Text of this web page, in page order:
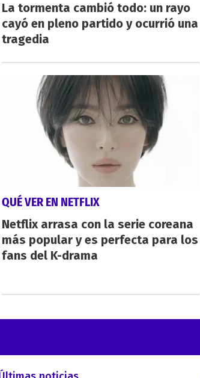
La tormenta cambió todo: un rayo
cayó en pleno partido y ocurrió una
tragedia
QUÉ VER EN NETFLIX
Netflix arrasa con la serie coreana
más popular y es perfecta para los
fans del K-drama